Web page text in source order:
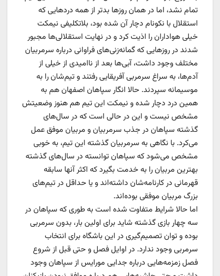
تمام نشد، اما در همان روزها بدتر از همه دردهایی که
استقلال با نکونام دچار آن شده بود، بلاتکلیفی نیمکت
خیلی هواداران را اذیت کرد و در نهایت استقلالی‌ها مجبور
شدند در روزهایی که گمانه‌زنی‌های فراوانی درباره سرمربیان
مختلف وجود داشت، آبی‌ها بعد از ناامیدی از خیلی از
آدم‌ها، به سراغ سرمربی آفریقایی رفتند و تیم‌شان را به
موسیمانه سپردند. حالا انگار سپاهان اصفهان هم به
همین درد دچار شده و نیمکت این تیم هم هنوز وضعیتش
مشخص نیست و این در حالی است که در سال‌های
گذشته سپاهان در جذب سرمربیان و مربیان موفق عمل
می‌کرد. با نگاهی به سرمربیان گذشته این تیم، به خوبی
مشخص می‌شود که سپاهان توانسته در سال‌های گذشته
بهترین مربیان را به خدمت بگیرد که اکثر آنها سابقه
قهرمانی در کارنامه‌‌شان داشته‌اند و یا حداقل در تیم‌های
بزرگ مربیان موفقی بوده‌اند.
اما حالا شرایط متفاوت شده است به طوری که سپاهان در
سه چهار بازی گذشته شاید برای اولین بار، بدون سرمربی
بوده و توان تصمیم‌گیری در این باشگاه برای انتخاب
سرمربی وجود ندارد. در اوایل فصل و حتی قبل از شروع
فصل زمزمه‌هایی درباره جدایی مورایس از سپاهان وجود